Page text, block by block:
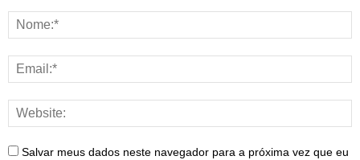
Salvar meus dados neste navegador para a próxima vez que eu